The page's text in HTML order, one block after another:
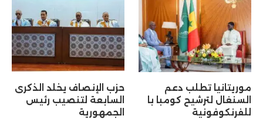
موريتانيا تطلب دعم
السنغال لترشيح كومبا با
للفرنكوفونية
حزب الإنصاف يخلد الذكرى
السابعة لتنصيب رئيس
الجمهورية